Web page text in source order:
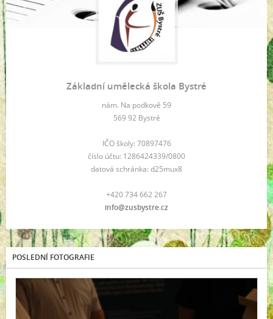
Základní umělecká škola Bystré
nám. Na podkově 59
569 92 Bystré
IČO školy: 70897476
číslo účtu: 1286424339/0800
datová schránka: d25mux8
+420 734 662 267
info@zusbystre.cz
POSLEDNÍ FOTOGRAFIE